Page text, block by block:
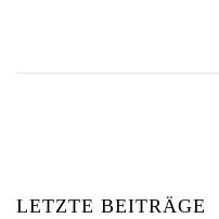
LETZTE BEITRÄGE